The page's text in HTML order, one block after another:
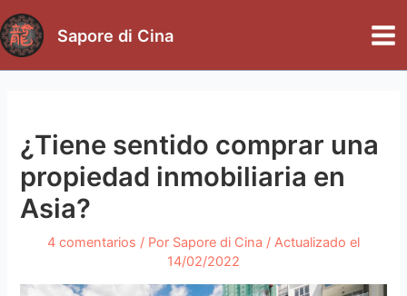
al
contenido
Sapore di Cina
¿Tiene sentido comprar una
propiedad inmobiliaria en
Asia?
4 comentarios / Por Sapore di Cina / Actualizado el
14/02/2022